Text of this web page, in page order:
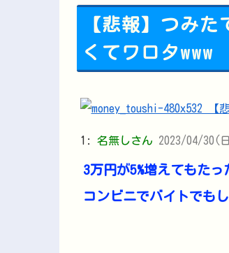
【悲報】つみ
くてワロタwww
1: 名無しさん 2023/04/30(
3万円が5%増えてもたっ
コンビニでバイトでも